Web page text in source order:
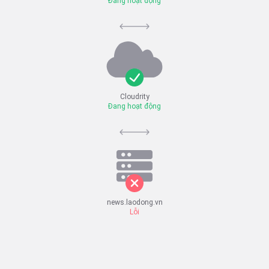
Cloudrity
Đang hoạt động
news.laodong.vn
Lỗi